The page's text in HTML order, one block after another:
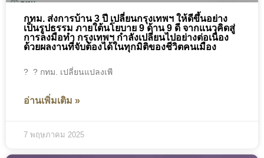
กทม. ส่งการบ้าน 3 ปี เปลี่ยนกรุงเทพฯ ให้ดีขึ้นอย่าง
เป็นรูปธรรม ภายใต้นโยบาย 9 ด้าน 9 ดี จากแนวคิดสู่
การลงมือทำ กรุงเทพฯ กำลังเปลี่ยนไปอย่างต่อเนื่อง
ด้วยผลงานที่จับต้องได้ในทุกมิติของชีวิตคนเมือง
?️ ? กทม. เปลี่ยนแปลงเพี
อ่านเพิ่มเติม »
7 พฤษภาคม 2025